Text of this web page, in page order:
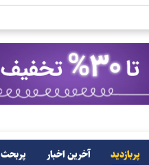
پربازدید آخرین اخبار پربحث